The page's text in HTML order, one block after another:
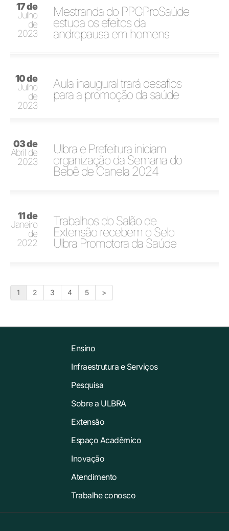
17 de
Julho
de
2023
Mestranda do PPGProSaúde
estuda os efeitos da
andropausa em homens
10 de
Julho
de
2023
Aula inaugural trará desafios
para a promoção da saúde
03 de
Abril de
2023
Ulbra e Prefeitura iniciam
organização da Semana do
Bebê de Canela 2024
11 de
Janeiro
de
2022
Trabalhos do Salão de
Extensão recebem o Selo
Ulbra Promotora da Saúde
1 2 3 4 5 >
Ensino
Infraestrutura e Serviços
Pesquisa
Sobre a ULBRA
Extensão
Espaço Acadêmico
Inovação
Atendimento
Trabalhe conosco